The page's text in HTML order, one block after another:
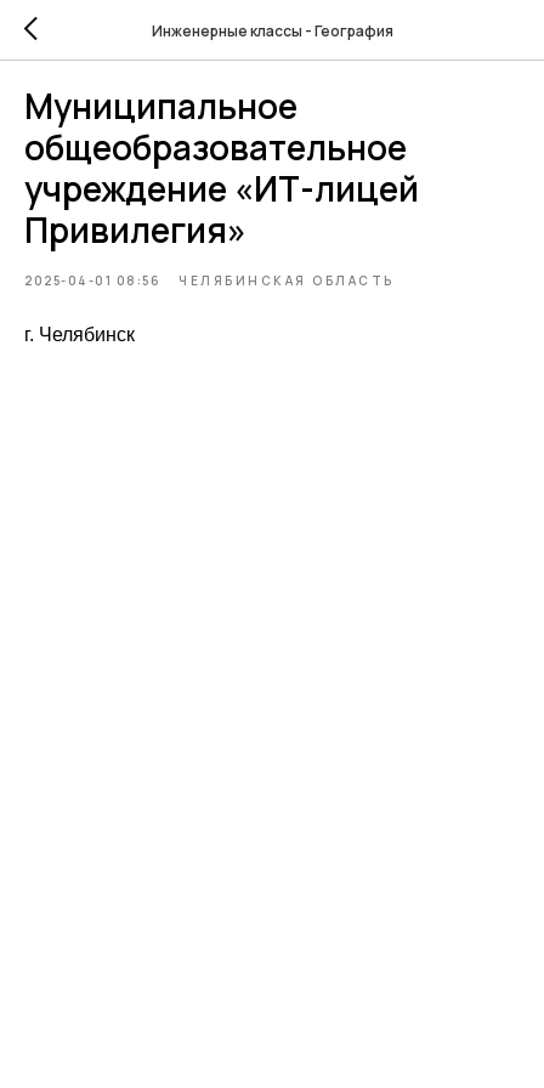
Инженерные классы - География
Муниципальное
общеобразовательное
учреждение «ИТ-лицей
Привилегия»
2025-04-01 08:56 ЧЕЛЯБИНСКАЯ ОБЛАСТЬ
г. Челябинск